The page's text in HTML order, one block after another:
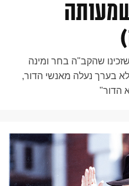
שהקב"ה בחר ומינה
בערך נעלה מאנשי הדור,
הדור"